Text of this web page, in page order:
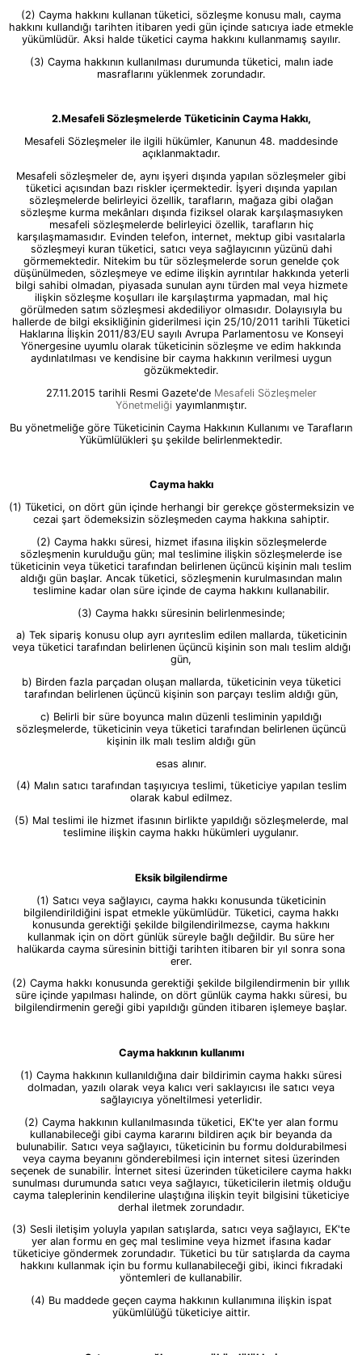
(2) Cayma hakkını kullanan tüketici, sözleşme konusu malı, cayma
hakkını kullandığı tarihten itibaren yedi gün içinde satıcıya iade etmekle
yükümlüdür. Aksi halde tüketici cayma hakkını kullanmamış sayılır.
(3) Cayma hakkının kullanılması durumunda tüketici, malın iade
masraflarını yüklenmek zorundadır.
2.Mesafeli Sözleşmelerde Tüketicinin Cayma Hakkı,
Mesafeli Sözleşmeler ile ilgili hükümler, Kanunun 48. maddesinde
açıklanmaktadır.
Mesafeli sözleşmeler de, aynı işyeri dışında yapılan sözleşmeler gibi
tüketici açısından bazı riskler içermektedir. İşyeri dışında yapılan
sözleşmelerde belirleyici özellik, tarafların, mağaza gibi olağan
sözleşme kurma mekânları dışında fiziksel olarak karşılaşmasıyken
mesafeli sözleşmelerde belirleyici özellik, tarafların hiç
karşılaşmamasıdır. Evinden telefon, internet, mektup gibi vasıtalarla
sözleşmeyi kuran tüketici, satıcı veya sağlayıcının yüzünü dahi
görmemektedir. Nitekim bu tür sözleşmelerde sorun genelde çok
düşünülmeden, sözleşmeye ve edime ilişkin ayrıntılar hakkında yeterli
bilgi sahibi olmadan, piyasada sunulan aynı türden mal veya hizmete
ilişkin sözleşme koşulları ile karşılaştırma yapmadan, mal hiç
görülmeden satım sözleşmesi akdediliyor olmasıdır. Dolayısıyla bu
hallerde de bilgi eksikliğinin giderilmesi için 25/10/2011 tarihli Tüketici
Haklarına İlişkin 2011/83/EU sayılı Avrupa Parlamentosu ve Konseyi
Yönergesine uyumlu olarak tüketicinin sözleşme ve edim hakkında
aydınlatılması ve kendisine bir cayma hakkının verilmesi uygun
gözükmektedir.
27.11.2015 tarihli Resmi Gazete'de Mesafeli Sözleşmeler
Yönetmeliği yayımlanmıştır.
Bu yönetmeliğe göre Tüketicinin Cayma Hakkının Kullanımı ve Tarafların
Yükümlülükleri şu şekilde belirlenmektedir.
Cayma hakkı
(1) Tüketici, on dört gün içinde herhangi bir gerekçe göstermeksizin ve
cezai şart ödemeksizin sözleşmeden cayma hakkına sahiptir.
(2) Cayma hakkı süresi, hizmet ifasına ilişkin sözleşmelerde
sözleşmenin kurulduğu gün; mal teslimine ilişkin sözleşmelerde ise
tüketicinin veya tüketici tarafından belirlenen üçüncü kişinin malı teslim
aldığı gün başlar. Ancak tüketici, sözleşmenin kurulmasından malın
teslimine kadar olan süre içinde de cayma hakkını kullanabilir.
(3) Cayma hakkı süresinin belirlenmesinde;
a) Tek sipariş konusu olup ayrı ayrıteslim edilen mallarda, tüketicinin
veya tüketici tarafından belirlenen üçüncü kişinin son malı teslim aldığı
gün,
b) Birden fazla parçadan oluşan mallarda, tüketicinin veya tüketici
tarafından belirlenen üçüncü kişinin son parçayı teslim aldığı gün,
c) Belirli bir süre boyunca malın düzenli tesliminin yapıldığı
sözleşmelerde, tüketicinin veya tüketici tarafından belirlenen üçüncü
kişinin ilk malı teslim aldığı gün
esas alınır.
(4) Malın satıcı tarafından taşıyıcıya teslimi, tüketiciye yapılan teslim
olarak kabul edilmez.
(5) Mal teslimi ile hizmet ifasının birlikte yapıldığı sözleşmelerde, mal
teslimine ilişkin cayma hakkı hükümleri uygulanır.
Eksik bilgilendirme
(1) Satıcı veya sağlayıcı, cayma hakkı konusunda tüketicinin
bilgilendirildiğini ispat etmekle yükümlüdür. Tüketici, cayma hakkı
konusunda gerektiği şekilde bilgilendirilmezse, cayma hakkını
kullanmak için on dört günlük süreyle bağlı değildir. Bu süre her
halükarda cayma süresinin bittiği tarihten itibaren bir yıl sonra sona
erer.
(2) Cayma hakkı konusunda gerektiği şekilde bilgilendirmenin bir yıllık
süre içinde yapılması halinde, on dört günlük cayma hakkı süresi, bu
bilgilendirmenin gereği gibi yapıldığı günden itibaren işlemeye başlar.
Cayma hakkının kullanımı
(1) Cayma hakkının kullanıldığına dair bildirimin cayma hakkı süresi
dolmadan, yazılı olarak veya kalıcı veri saklayıcısı ile satıcı veya
sağlayıcıya yöneltilmesi yeterlidir.
(2) Cayma hakkının kullanılmasında tüketici, EK'te yer alan formu
kullanabileceği gibi cayma kararını bildiren açık bir beyanda da
bulunabilir. Satıcı veya sağlayıcı, tüketicinin bu formu doldurabilmesi
veya cayma beyanını gönderebilmesi için internet sitesi üzerinden
seçenek de sunabilir. İnternet sitesi üzerinden tüketicilere cayma hakkı
sunulması durumunda satıcı veya sağlayıcı, tüketicilerin iletmiş olduğu
cayma taleplerinin kendilerine ulaştığına ilişkin teyit bilgisini tüketiciye
derhal iletmek zorundadır.
(3) Sesli iletişim yoluyla yapılan satışlarda, satıcı veya sağlayıcı, EK'te
yer alan formu en geç mal teslimine veya hizmet ifasına kadar
tüketiciye göndermek zorundadır. Tüketici bu tür satışlarda da cayma
hakkını kullanmak için bu formu kullanabileceği gibi, ikinci fıkradaki
yöntemleri de kullanabilir.
(4) Bu maddede geçen cayma hakkının kullanımına ilişkin ispat
yükümlülüğü tüketiciye aittir.